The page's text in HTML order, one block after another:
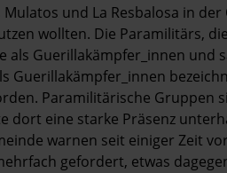
und La Resbalosa in
wollten. Die Paramilitärs,
als Guerillakämpfer_innen
Guerillakämpfer_innen
Paramilitärische Gruppen
dort eine starke Präsenz
warnen seit einiger Zeit
gefordert, etwas